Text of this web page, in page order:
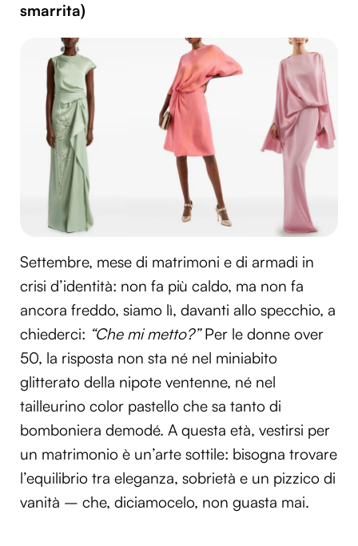
smarrita)
Settembre, mese di matrimoni e di armadi in
crisi d’identità: non fa più caldo, ma non fa
ancora freddo, siamo lì, davanti allo specchio, a
chiederci: “Che mi metto?”Per le donne over
50, la risposta non sta né nel miniabito
glitterato della nipote ventenne, né nel
tailleurino color pastello che sa tanto di
bomboniera demodé. A questa età, vestirsi per
un matrimonio è un’arte sottile: bisogna trovare
l’equilibrio tra eleganza, sobrietà e un pizzico di
vanità – che, diciamocelo, non guasta mai.